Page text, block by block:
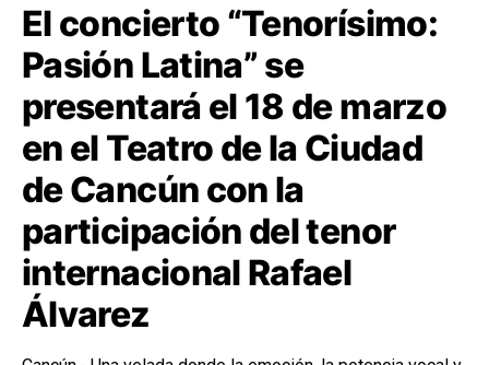
El concierto “Tenorísimo:
Pasión Latina” se
presentará el 18 de marzo
en el Teatro de la Ciudad
de Cancún con la
participación del tenor
internacional Rafael
Álvarez